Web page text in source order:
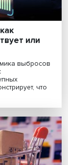
обсудили
ресурсов, а
ими требует
всех